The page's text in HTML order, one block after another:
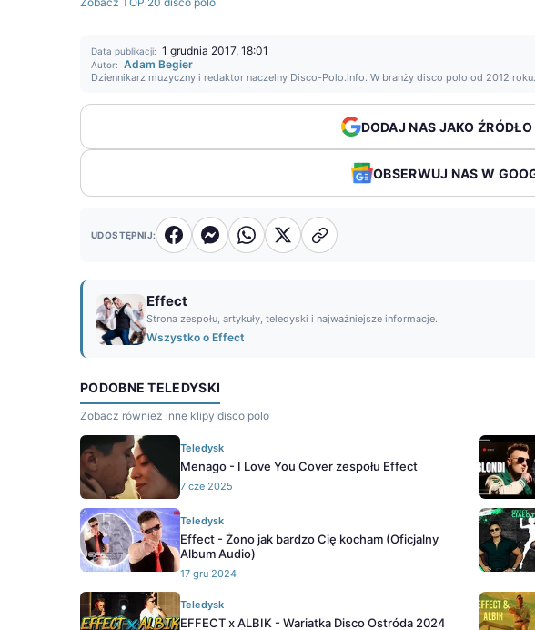
Data publikacji: 1 grudnia 2017, 18:01
Autor: Adam Begier
Dziennikarz muzyczny i redaktor naczelny Disco-Polo.info. W branży disco polo od 2012 roku.
DODAJ NAS JAKO
OBSERWUJ NAS W
UDOSTĘPNIJ:
Effect
Strona zespołu, artykuły, teledyski i najważniejsze informacje.
Wszystko o Effect
PODOBNE TELEDYSKI
Zobacz również inne klipy disco polo
Teledysk
Menago - I Love You Cover zespołu Effect
7 cze 2025
Teledysk
Effect - Żono jak bardzo Cię kocham (Oficjalny
Album Audio)
17 gru 2024
Teledysk
EFFECT x ALBIK - Wariatka Disco Ostróda 2024